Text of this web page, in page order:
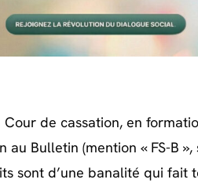
de cassation, en
Bulletin (mention « FS-B »,
sont d’une banalité qui fait